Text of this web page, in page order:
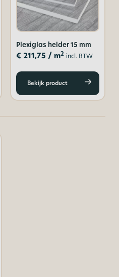
Plexiglas helder 15 mm
€ 211,75 / m2 incl. BTW
Bekijk product